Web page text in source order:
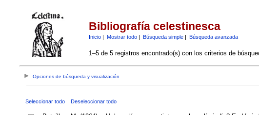
Bibliografía celestinesca
Inicio| Mostrar todo| Búsqueda simple| Búsqueda avanzada
1–5 de 5 registros encontrado(s) con los criterios de
Opciones de búsqueda y visualización
Seleccionar todo Deseleccionar todo